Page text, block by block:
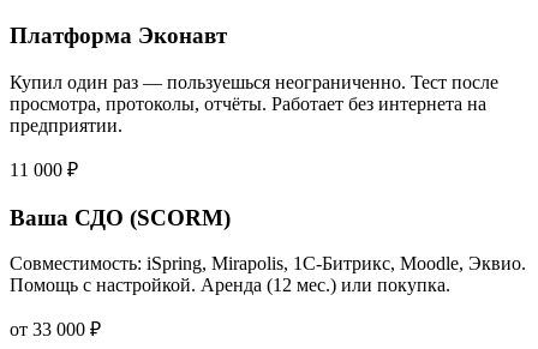
Платформа Эконавт
Купил один раз — пользуешься неограниченно. Тест после
просмотра, протоколы, отчёты. Работает без интернета на
предприятии.
11 000 ₽
Ваша СДО (SCORM)
Совместимость: iSpring, Mirapolis, 1С-Битрикс, Moodle, Эквио.
Помощь с настройкой. Аренда (12 мес.) или покупка.
от 33 000 ₽